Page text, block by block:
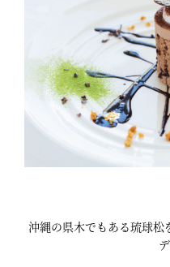
沖縄の県木でもある琉球松